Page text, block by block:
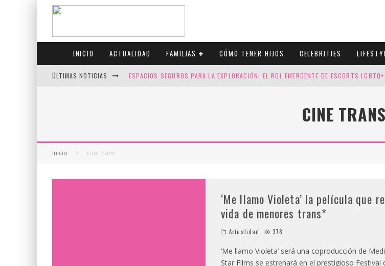
INICIO ACTUALIDAD FAMILIAS CÓMO TENER HIJOS CELEBRITIES
ÚLTIMAS NOTICIAS ESPACIOS SEGUROS PARA LA EXPLORACIÓN: EL ROL EMERGENTE DE ESCORTS
CANADÁ CELEBRA EL ORGULLO CON CUATRO SELLOS QUE HONRAN LA HISTORIA LGTB
CINE TRANS
Inicio cine trans
‘Me llamo Violeta’ la película que
vida de menores trans*
Actualidad 378
‘Me llamo Violeta’ será una coproducción de
Star Films se estrenará en el prestigioso Festival